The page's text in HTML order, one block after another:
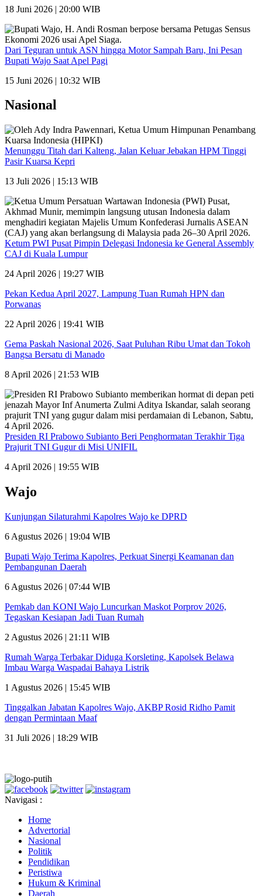
18 Juni 2026 | 20:00 WIB
Dari Teguran untuk ASN hingga Motor Sampah Baru, Ini Pesan
Bupati Wajo Saat Apel Pagi
15 Juni 2026 | 10:32 WIB
Nasional
Menunggu Titah dari Kalteng, Jalan Keluar Jebakan HPM Tinggi
Pasir Kuarsa Kepri
13 Juli 2026 | 15:13 WIB
Ketum PWI Pusat Pimpin Delegasi Indonesia ke General Assembly
CAJ di Kuala Lumpur
24 April 2026 | 19:27 WIB
Pekan Kedua April 2027, Lampung Tuan Rumah HPN dan
Porwanas
22 April 2026 | 19:41 WIB
Gema Paskah Nasional 2026, Saat Puluhan Ribu Umat dan Tokoh
Bangsa Bersatu di Manado
8 April 2026 | 21:53 WIB
Presiden RI Prabowo Subianto Beri Penghormatan Terakhir Tiga
Prajurit TNI Gugur di Misi UNIFIL
4 April 2026 | 19:55 WIB
Wajo
Kunjungan Silaturahmi Kapolres Wajo ke DPRD
6 Agustus 2026 | 19:04 WIB
Bupati Wajo Terima Kapolres, Perkuat Sinergi Keamanan dan
Pembangunan Daerah
6 Agustus 2026 | 07:44 WIB
Pemkab dan KONI Wajo Luncurkan Maskot Porprov 2026,
Tegaskan Kesiapan Jadi Tuan Rumah
2 Agustus 2026 | 21:11 WIB
Rumah Warga Terbakar Diduga Korsleting, Kapolsek Belawa
Imbau Warga Waspadai Bahaya Listrik
1 Agustus 2026 | 15:45 WIB
Tinggalkan Jabatan Kapolres Wajo, AKBP Rosid Ridho Pamit
dengan Permintaan Maaf
31 Juli 2026 | 18:29 WIB
Navigasi :
Home
Advertorial
Nasional
Politik
Pendidikan
Peristiwa
Hukum & Kriminal
Daerah